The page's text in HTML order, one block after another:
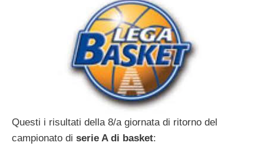
Questi i risultati della 8/a giornata di ritorno del
campionato di serie A di basket: